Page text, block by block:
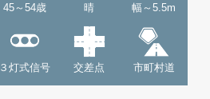
45～54歳 晴 幅～5.5m
３灯式信号 交差点 市町村道